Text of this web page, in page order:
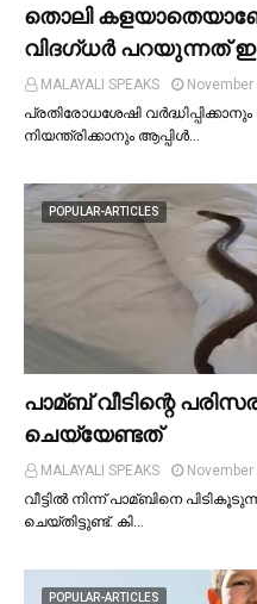
തൊലി
വിദഗ്ധര്‍ പറയുന്നത്
MALAYALI SPEAKS
പ്രതിരോധശേഷി
നിയന്ത്രിക്കാനും ആപ്പിള്‍…
POPULAR-ARTICLES
പാമ്ബ് വീടിന്റെ
ചെയ്യേണ്ടത്
MALAYALI SPEAKS
വീട്ടില്‍ നിന്ന് പാമ്ബിനെ
ചെയ്തിട്ടുണ്ട്. കി…
POPULAR-ARTICLES